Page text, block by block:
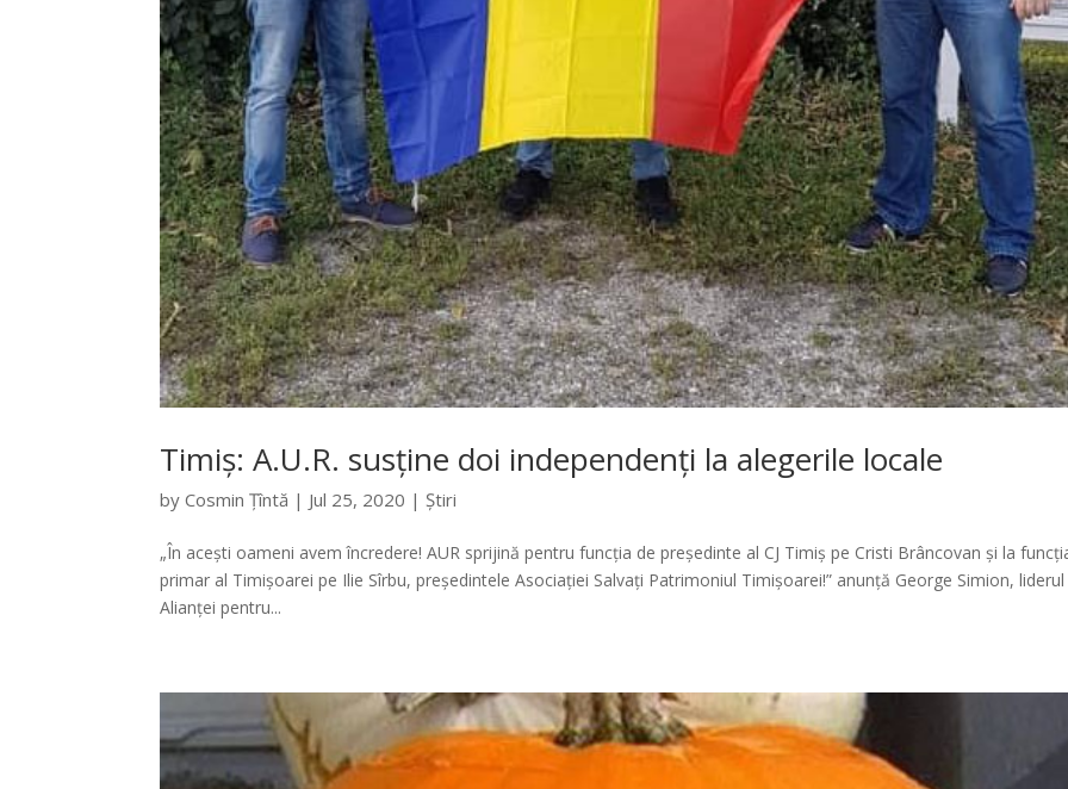
Timiș: A.U.R. susține doi independenți la alegerile locale
byCosmin Țîntă | Jul 25, 2020 | Știri
„În acești oameni avem încredere! AUR sprijină pentru funcția de președinte al CJ Timiș pe Cristi Brâncovan și la
primar al Timișoarei pe Ilie Sîrbu, președintele Asociației Salvați Patrimoniul Timișoarei!” anunță George Simion, liderul
Alianței pentru...